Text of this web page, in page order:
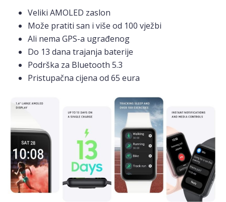
Veliki AMOLED zaslon
Može pratiti san i više od 100 vježbi
Ali nema GPS-a ugrađenog
Do 13 dana trajanja baterije
Podrška za Bluetooth 5.3
Pristupačna cijena od 65 eura